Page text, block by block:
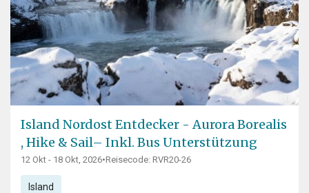
Island Nordost Entdecker - Aurora Borealis
, Hike & Sail– Inkl. Bus Unterstützung
12 Okt - 18 Okt, 2026•Reisecode: RVR20-26
Island